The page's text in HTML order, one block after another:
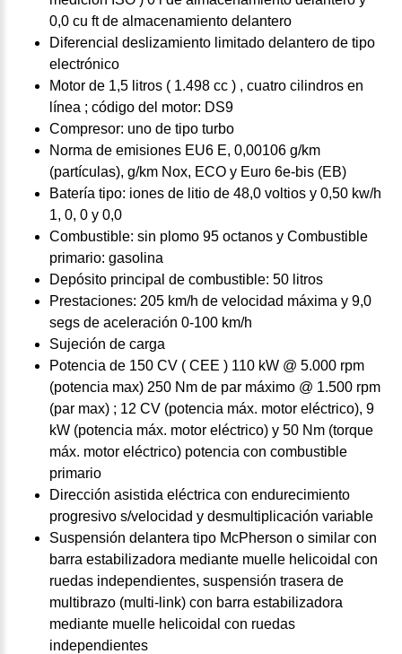
0,0 cu ft de almacenamiento delantero
Diferencial deslizamiento limitado delantero de tipo
electrónico
Motor de 1,5 litros ( 1.498 cc ) , cuatro cilindros en
línea ; código del motor: DS9
Compresor: uno de tipo turbo
Norma de emisiones EU6 E, 0,00106 g/km
(partículas), g/km Nox, ECO y Euro 6e-bis (EB)
Batería tipo: iones de litio de 48,0 voltios y 0,50 kw/h
1, 0, 0 y 0,0
Combustible: sin plomo 95 octanos y Combustible
primario: gasolina
Depósito principal de combustible: 50 litros
Prestaciones: 205 km/h de velocidad máxima y 9,0
segs de aceleración 0-100 km/h
Sujeción de carga
Potencia de 150 CV ( CEE ) 110 kW @ 5.000 rpm
(potencia max) 250 Nm de par máximo @ 1.500 rpm
(par max) ; 12 CV (potencia máx. motor eléctrico), 9
kW (potencia máx. motor eléctrico) y 50 Nm (torque
máx. motor eléctrico) potencia con combustible
primario
Dirección asistida eléctrica con endurecimiento
progresivo s/velocidad y desmultiplicación variable
Suspensión delantera tipo McPherson o similar con
barra estabilizadora mediante muelle helicoidal con
ruedas independientes, suspensión trasera de
multibrazo (multi-link) con barra estabilizadora
mediante muelle helicoidal con ruedas
independientes